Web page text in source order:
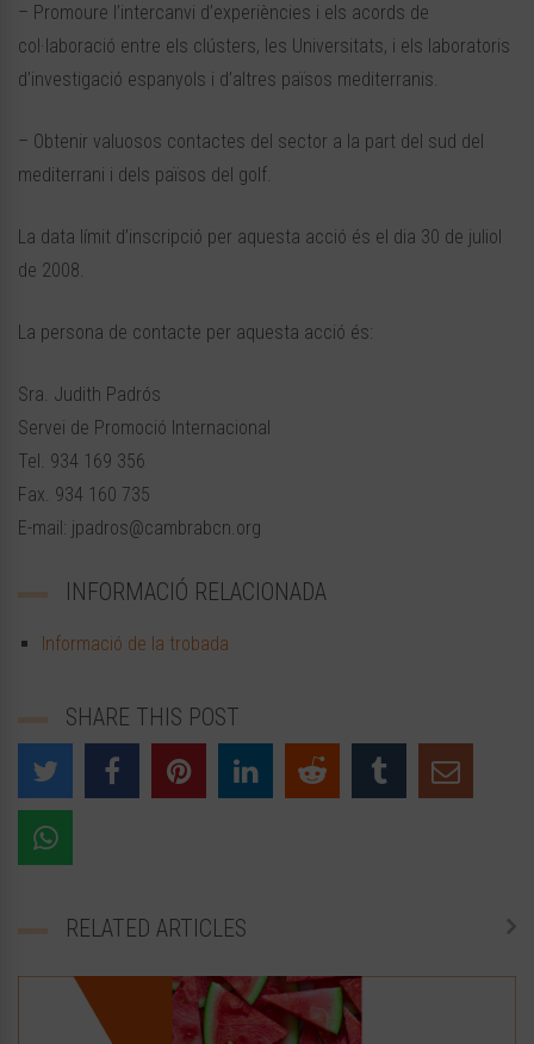
– Promoure l’intercanvi d’experiències i els acords de
col·laboració entre els clústers, les Universitats, i els laboratoris
d’investigació espanyols i d’altres països mediterranis.
– Obtenir valuosos contactes del sector a la part del sud del
mediterrani i dels països del golf.
La data límit d’inscripció per aquesta acció és el dia 30 de juliol
de 2008.
La persona de contacte per aquesta acció és:
Sra. Judith Padrós
Servei de Promoció Internacional
Tel. 934 169 356
Fax. 934 160 735
E-mail: jpadros@cambrabcn.org
INFORMACIÓ RELACIONADA
Informació de la trobada
SHARE THIS POST
RELATED ARTICLES